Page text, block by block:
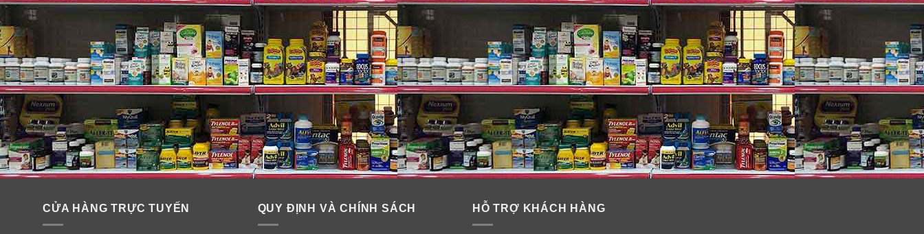
Tại sao bạn phải bổ sung Vitamin K?
Giải pháp mà vitamin K hỗ trợ xương và động mạch có liên quan đến mối quan hệ của nó với canxi. Nghiên cứu đã chỉ ra rằng tình trạng vitamin K thấp can thiệp vào
CỬA HÀNG TRỰC TUYẾN QUY ĐỊNH VÀ CHÍNH SÁCH HỖ TRỢ KHÁCH HÀNG